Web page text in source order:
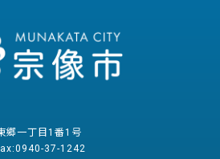
郷一丁目1番1号
37-1242